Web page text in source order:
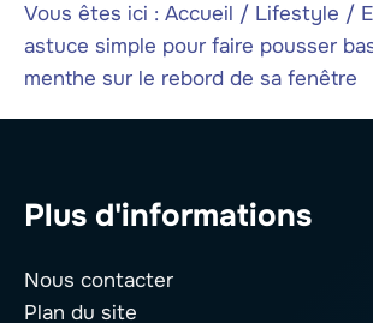
Vous êtes ici : Accueil / Lifestyle /
astuce simple pour faire pousser
menthe sur le rebord de sa fenêtre
Plus d'informations
Nous contacter
Plan du site